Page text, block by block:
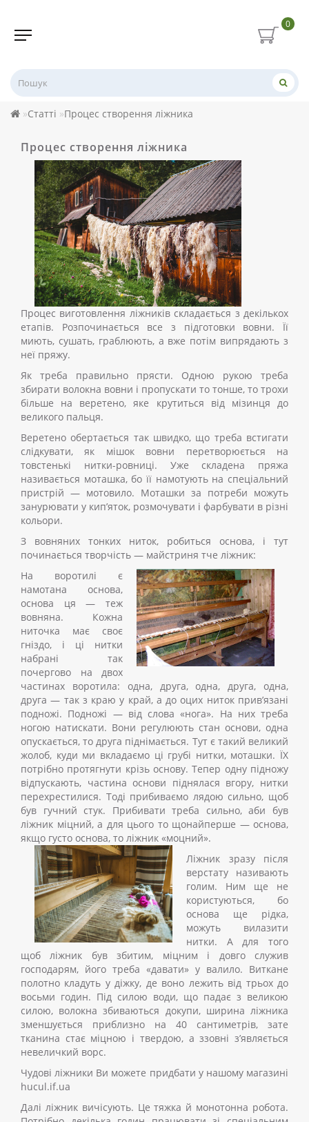
0
Статті Процес створення ліжника
Процес створення ліжника
Процес виготовлення ліжників складається з декількох
етапів. Розпочинається все з підготовки вовни. Її
миють, сушать, граблюють, а вже потім випрядають з
неї пряжу.
Як треба правильно прясти. Одною рукою треба
збирати волокна вовни і пропускати то тонше, то трохи
більше на веретено, яке крутиться від мізинця до
великого пальця.
Веретено обертається так швидко, що треба встигати
слідкувати, як мішок вовни перетворюється на
товстенькі нитки-ровниці. Уже складена пряжа
називається моташка, бо її намотують на спеціальний
пристрій — мотовило. Моташки за потреби можуть
занурювати у кип’яток, розмочувати і фарбувати в різні
кольори.
З вовняних тонких ниток, робиться основа, і тут
починається творчість — майстриня тче ліжник:
На воротилі є
намотана основа,
основа ця — теж
вовняна. Кожна
ниточка має своє
гніздо, і ці нитки
набрані так
почергово на двох
частинах воротила: одна, друга, одна, друга, одна,
друга — так з краю у край, а до оцих ниток прив’язані
подножі. Подножі — від слова «нога». На них треба
ногою натискати. Вони регулюють стан основи, одна
опускається, то друга піднімається. Тут є такий великий
жолоб, куди ми вкладаємо ці грубі нитки, моташки. ЇХ
потрібно протягнути крізь основу. Тепер одну підножу
відпускають, частина основи піднялася вгору, нитки
перехрестилися. Тоді прибиваємо лядою сильно, щоб
був гучний стук. Прибивати треба сильно, аби був
ліжник міцний, а для цього то щонайперше — основа,
якщо густо основа, то ліжник «моцний».
Ліжник зразу після
верстату називають
голим. Ним ще не
користуються, бо
основа ще рідка,
можуть вилазити
нитки. А для того
щоб ліжник був збитим, міцним і довго служив
господарям, його треба «давати» у валило. Виткане
полотно кладуть у діжку, де воно лежить від трьох до
восьми годин. Під силою води, що падає з великою
силою, волокна збиваються докупи, ширина ліжника
зменшується приблизно на 40 сантиметрів, зате
тканина стає міцною і твердою, а ззовні з’являється
невеличкий ворс.
Чудові ліжники Ви можете придбати у нашому магазині
hucul.if.ua
Далі ліжник вичісують. Це тяжка й монотонна робота.